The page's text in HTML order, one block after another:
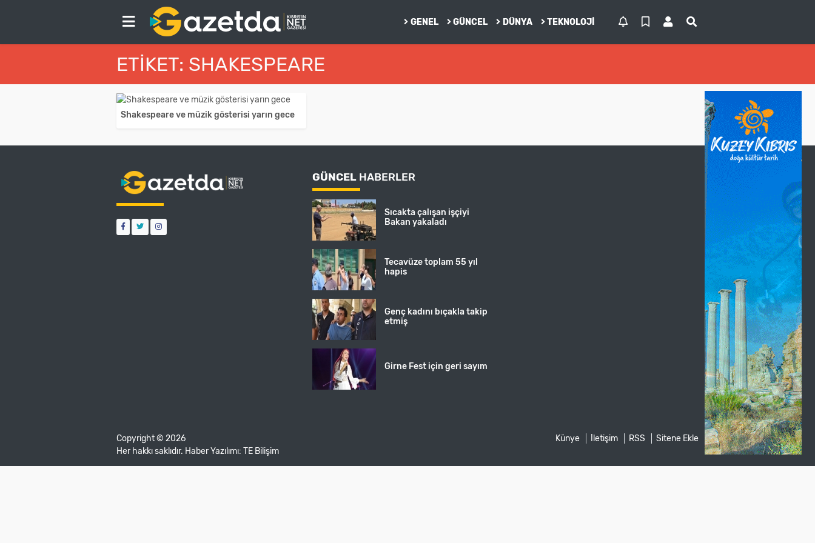
GENEL GÜNCEL DÜNYA TEKNOLOJI
ETIKET: SHAKESPEARE
Shakespeare ve müzik gösterisi yarın gece
GÜNCEL HABERLER
Sıcakta çalışan işçiyi
Bakan yakaladı
Tecavüze toplam 55 yıl
hapis
Genç kadını bıçakla takip
etmiş
Girne Fest için geri sayım
Copyright © 2026
Her hakkı saklıdır. Haber Yazılımı: TE Bilişim
Künye İletişim RSS Sitene Ekle